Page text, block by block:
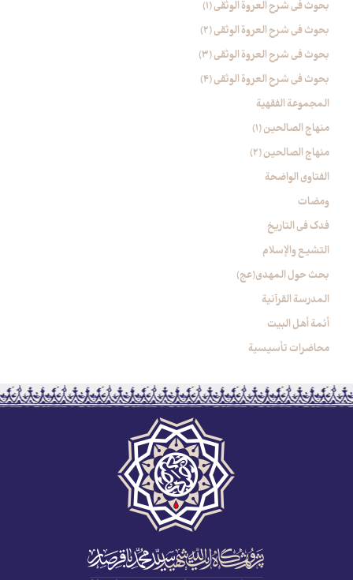
بحوث في شرح العروة الوثقی (۱)
بحوث في شرح العروة الوثقی (2)
بحوث في شرح العروة الوثقی (۳)
بحوث في شرح العروة الوثقی (4)
المجموعة الفقهیة
منهاج الصالحین (1)
منهاج الصالحین (2)
الفتاوی الواضحة
ومضات
فدک فی التاریخ
التشیع والإسلام
بحث حول المهدي(عج)
المدرسة القرآنیة
أئمة أهل البیت
محاضرات تأسیسیة